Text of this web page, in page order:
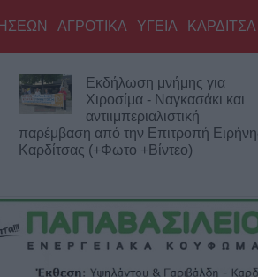
ΑΓΡΟΤΙΚΑ ΥΓΕΙΑ ΚΑΡΔΙΤΣΑ
Ο Φονσέκα απέκλεισε τον
Τσιτσιπά από το Masters του
Μόντρεαλ